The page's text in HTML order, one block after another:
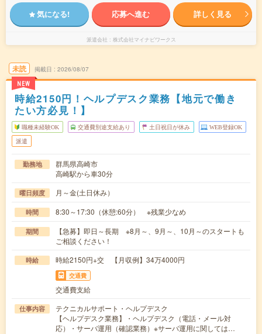
気になる! 応募へ進む 詳しく見る
派遣会社 株式会社マイナビワークス
未読
NEW
掲載日 2026/08/07
時給2150円！ヘルプデスク業務【地元で働き
たい方必見！】
職種未経験OK 交通費別途支給あり 土日祝日が休み WEB登録OK
派遣
勤務地
群馬県高崎市
高崎駅から車30分
曜日頻度 月～金(土日休み）
時間 8:30～17:30（休憩:60分） ※残業少なめ
期間
【急募】即日～長期 ※8月～、9月～、10月～のスタートも
ご相談ください！
時給 時給2150円+交 【月収例】34万4000円
交通費
交通費支給
仕事内容
テクニカルサポート・ヘルプデスク
【ヘルプデスク業務】・ヘルプデスク（電話・メール対
応）・サーバ運用（確認業務）※サーバ運用に関しては…